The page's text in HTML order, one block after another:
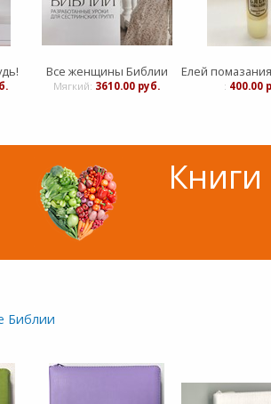
Все женщины Библии
Мягкий: 3610.00 руб. : 400.00
Библии